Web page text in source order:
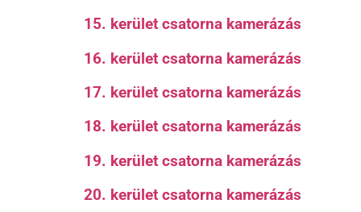
15. kerület csatorna kamerázás
16. kerület csatorna kamerázás
17. kerület csatorna kamerázás
18. kerület csatorna kamerázás
19. kerület csatorna kamerázás
20. kerület csatorna kamerázás